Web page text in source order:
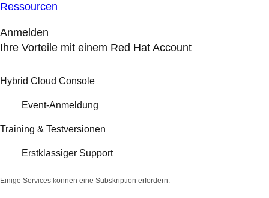
Ressourcen
Anmelden
Ihre Vorteile mit einem Red Hat Account
Hybrid Cloud Console
Event-Anmeldung
Training & Testversionen
Erstklassiger Support
Einige Services können eine Subskription erfordern.